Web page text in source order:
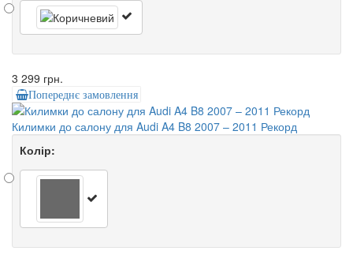
3 299 грн.
Попереднє замовлення
Килимки до салону для Audi A4 B8 2007 – 2011 Рекорд
Колір: